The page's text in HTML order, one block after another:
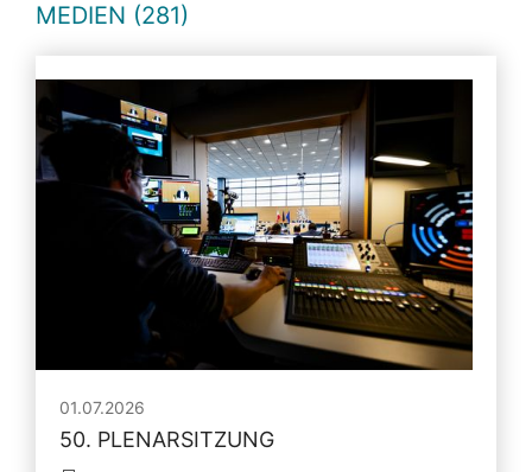
MEDIEN (281)
01.07.2026
50. PLENARSITZUNG